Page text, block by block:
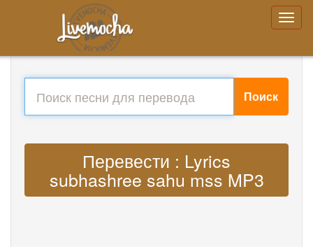
Поиск
Перевести : Lyrics
subhashree sahu mss MP3